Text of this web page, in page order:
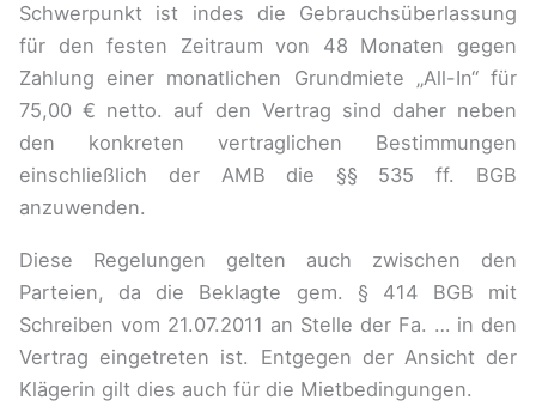
Schwerpunkt ist indes die Gebrauchsüberlassung
für den festen Zeitraum von 48 Monaten gegen
Zahlung einer monatlichen Grundmiete „All-In“ für
75,00 € netto. auf den Vertrag sind daher neben
den konkreten vertraglichen Bestimmungen
einschließlich der AMB die §§ 535 ff. BGB
anzuwenden.
Diese Regelungen gelten auch zwischen den
Parteien, da die Beklagte gem. § 414 BGB mit
Schreiben vom 21.07.2011 an Stelle der Fa. … in den
Vertrag eingetreten ist. Entgegen der Ansicht der
Klägerin gilt dies auch für die Mietbedingungen.